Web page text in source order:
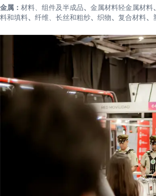
金属： 材料、组件及半成品、 金属材料轻金属材料、
料和填料、 纤维、长丝和粗纱、 织物、 复合材料、